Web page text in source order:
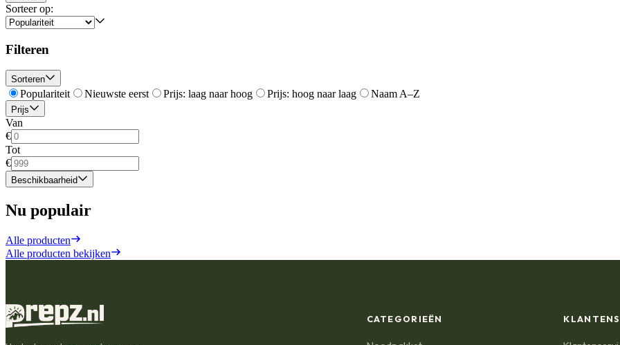
Sorteer op:
Filteren
Sorteren
Populariteit Nieuwste eerst Prijs: laag naar hoog Prijs: hoog naar laag Naam A–Z
Prijs
Van
€
Tot
€
Beschikbaarheid
Nu populair
Alle producten
Alle producten bekijken
CATEGORIEËN